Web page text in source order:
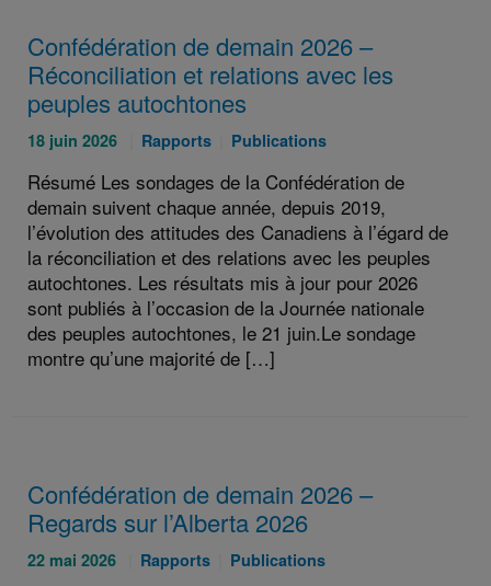
Confédération de demain 2026 –
Réconciliation et relations avec les
peuples autochtones
Publié
:
18 juin 2026
Catégories
Rapports
Catégories
Publications
Résumé Les sondages de la Confédération de
demain suivent chaque année, depuis 2019,
l’évolution des attitudes des Canadiens à l’égard de
la réconciliation et des relations avec les peuples
autochtones. Les résultats mis à jour pour 2026
sont publiés à l’occasion de la Journée nationale
des peuples autochtones, le 21 juin.Le sondage
montre qu’une majorité de […]
Confédération de demain 2026 –
Regards sur l’Alberta 2026
Publié
22 mai 2026
Catégories
Rapports
Catégories
Publications